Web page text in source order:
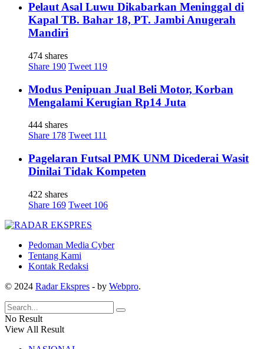
Pelaut Asal Luwu Dikabarkan Meninggal di
Kapal TB. Bahar 18, PT. Jambi Anugerah
Mandiri
474 shares
Share 190 Tweet 119
Modus Penipuan Jual Beli Motor, Korban
Mengalami Kerugian Rp14 Juta
444 shares
Share 178 Tweet 111
Pagelaran Futsal PMK UNM Dicederai Wasit
Dinilai Tidak Kompeten
422 shares
Share 169 Tweet 106
Pedoman Media Cyber
Tentang Kami
Kontak Redaksi
© 2024 Radar Ekspres - by Webpro.
No Result
View All Result